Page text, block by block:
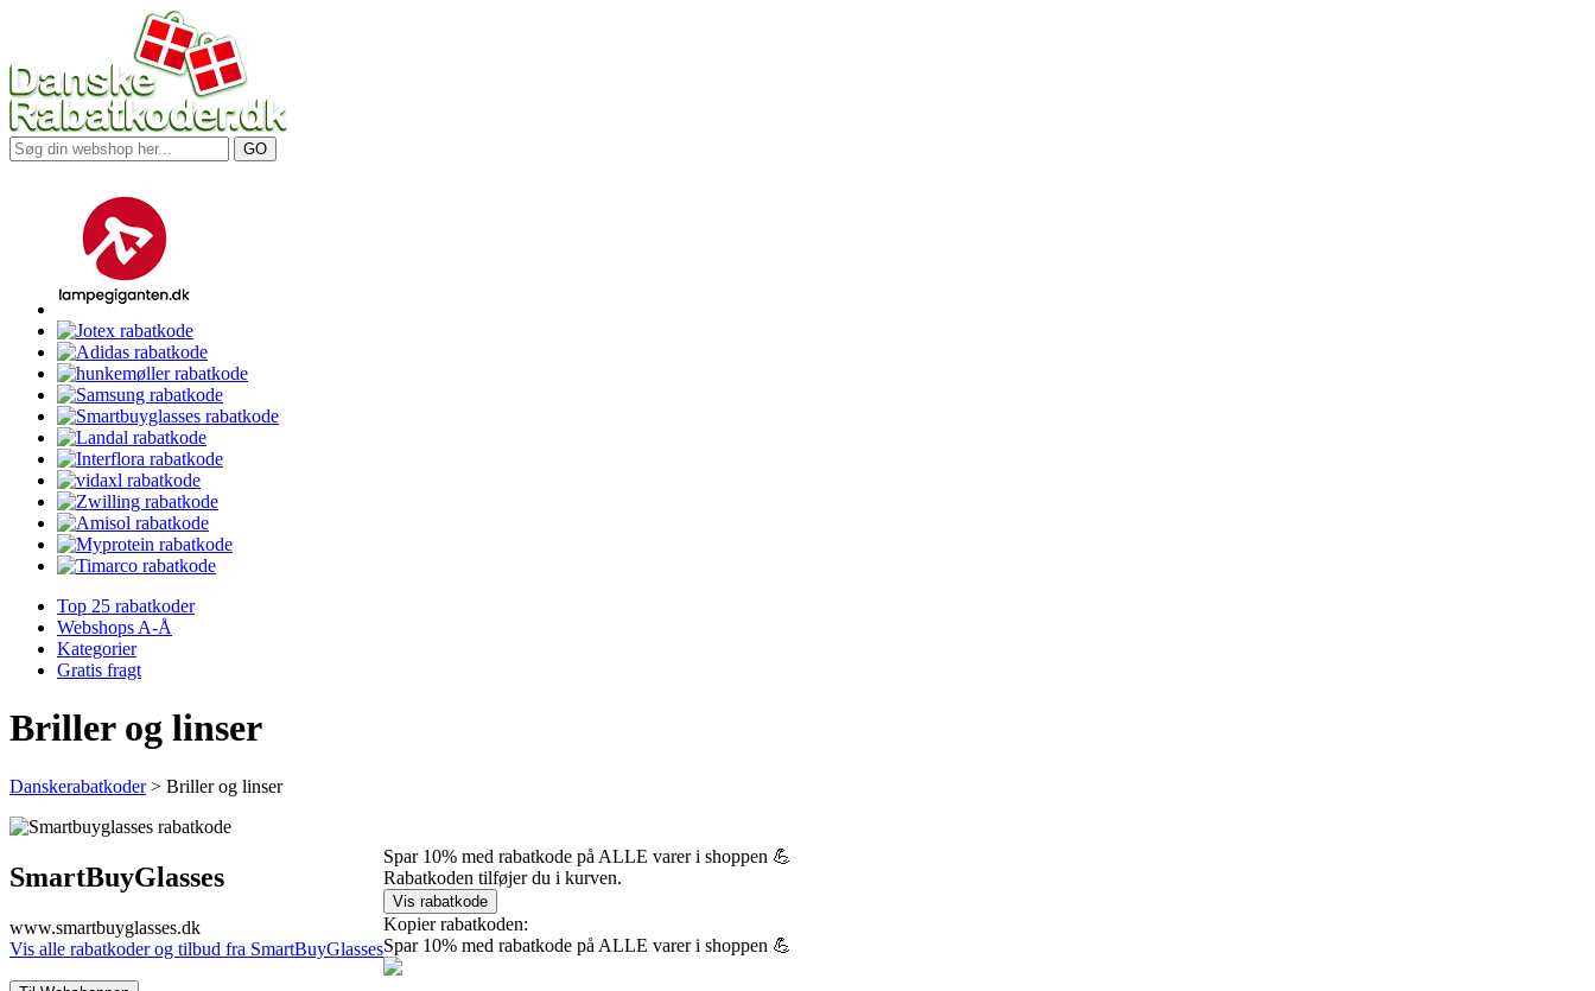
Top 25 rabatkoder
Webshops A-Å
Kategorier
Gratis fragt
Briller og linser
Danskerabatkoder> Briller og linser
SmartBuyGlasses
www.smartbuyglasses.dk
Vis alle rabatkoder og tilbud fra SmartBuyGlasses
Spar 10% med rabatkode på ALLE varer i shoppen 💪
Rabatkoden tilføjer du i kurven.
Kopier rabatkoden:
Spar 10% med rabatkode på ALLE varer i shoppen 💪